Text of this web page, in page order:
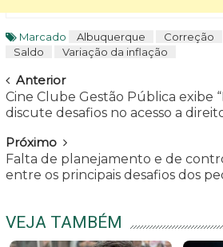
Marcado Albuquerque Correção
Saldo
Variação da inflação
Navegar
Anterior
Cine Clube Gestão Pública exibe
discute desafios no acesso a
Próximo
Falta de planejamento e de
entre os principais desafios dos
VEJA TAMBÉM